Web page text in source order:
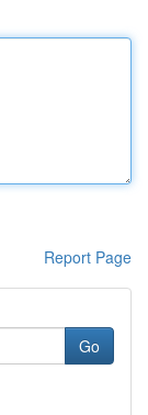
Report Page
Go